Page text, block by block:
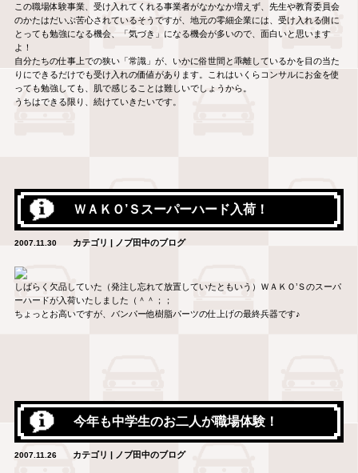
この職場体験事業、受け入れてくれる事業者がなかなか増えず、先生や教育委員会
のかたはだいぶ苦心されているそうですが、地元の零細企業には、受け入れる側に
とっても勉強になる機会、「気づき」になる機会が多いので、面白いと思います
よ！
自分たちの仕事上での狭い「常識」が、いかに俗世間と乖離しているかを目の当た
りにできるだけでも受け入れの価値があります。これはいくらコンサルにお金を使
っても勉強しても、肌で感じることは難しいでしょうから。
うちはできる限り、続けていきたいです。
ＷＡＫＯ’Ｓスーパーハード入荷！
2007.11.30 カテゴリ | ノブ田中のブログ
しばらく欠品していた（発注し忘れて放置していたともいう）ＷＡＫＯ’Ｓのスーパ
ーハードが入荷いたしました（＾＾；；
ちょっとお高いですが、バンパー他樹脂パーツの仕上げの最終兵器です♪
今年も中学生のお二人が職場体験！
2007.11.26 カテゴリ | ノブ田中のブログ